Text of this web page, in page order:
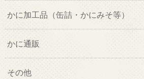
かに加工品（缶詰・かにみそ等）
かに通販
その他